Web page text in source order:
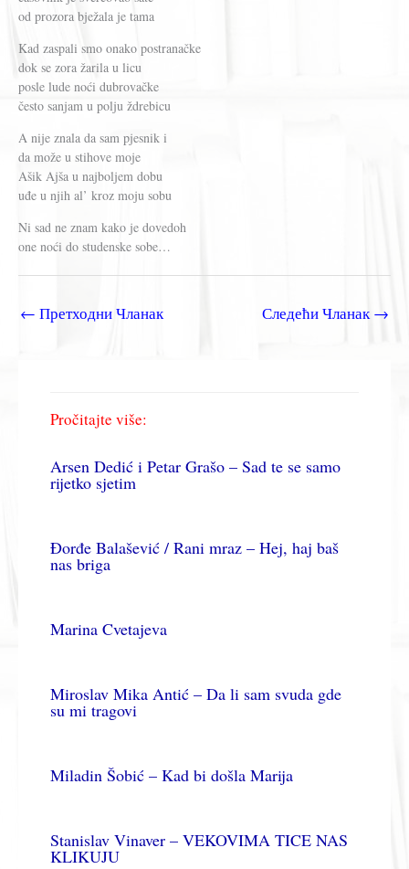
od prozora bježala je tama
Kad zaspali smo onako postranačke
dok se zora žarila u licu
posle lude noći dubrovačke
često sanjam u polju ždrebicu
A nije znala da sam pjesnik i
da može u stihove moje
Ašik Ajša u najboljem dobu
uđe u njih al’ kroz moju sobu
Ni sad ne znam kako je dovedoh
one noći do studenske sobe…
← Претходни Чланак Следећи Чланак→
Pročitajte više:
Arsen Dedić i Petar Grašo – Sad te se samo
rijetko sjetim
Đorđe Balašević / Rani mraz – Hej, haj baš
nas briga
Marina Cvetajeva
Miroslav Mika Antić – Da li sam svuda gde
su mi tragovi
Miladin Šobić – Kad bi došla Marija
Stanislav Vinaver – VEKOVIMA TICE NAS
KLIKUJU